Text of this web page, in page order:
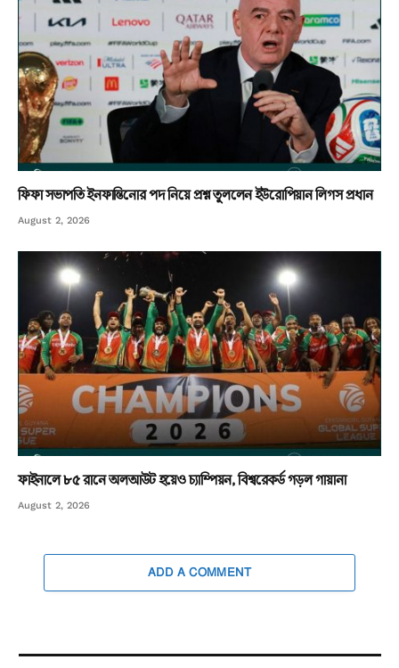
ফিফা সভাপতি ইনফান্তিনোর পদ নিয়ে প্রশ্ন তুললেন ইউরোপিয়ান লিগস প্রধান
August 2, 2026
ফাইনালে ৮৫ রানে অলআউট হয়েও চ্যাম্পিয়ন, বিশ্বরেকর্ড গড়ল গায়ানা
August 2, 2026
ADD A COMMENT